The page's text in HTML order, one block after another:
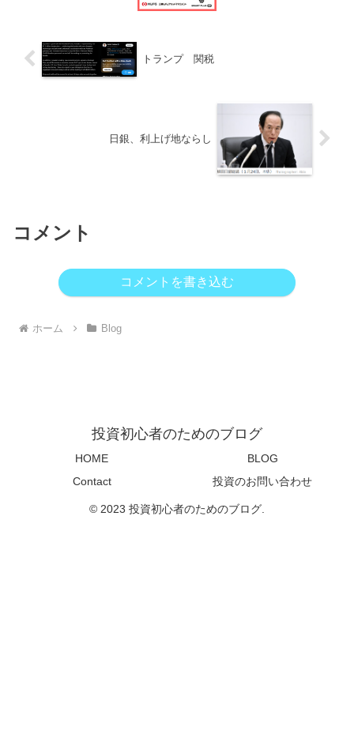
トランプ 関税
日銀、利上げ地ならし
コメント
コメントを書き込む
ホーム Blog
投資初心者のためのブログ
HOME
BLOG
Contact
投資のお問い合わせ
© 2023 投資初心者のためのブログ.